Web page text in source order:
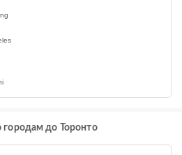
городам до Торонто